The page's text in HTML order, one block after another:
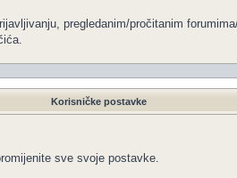
pregledanim/pročitanim
Korisničke postavke
sve svoje postavke.